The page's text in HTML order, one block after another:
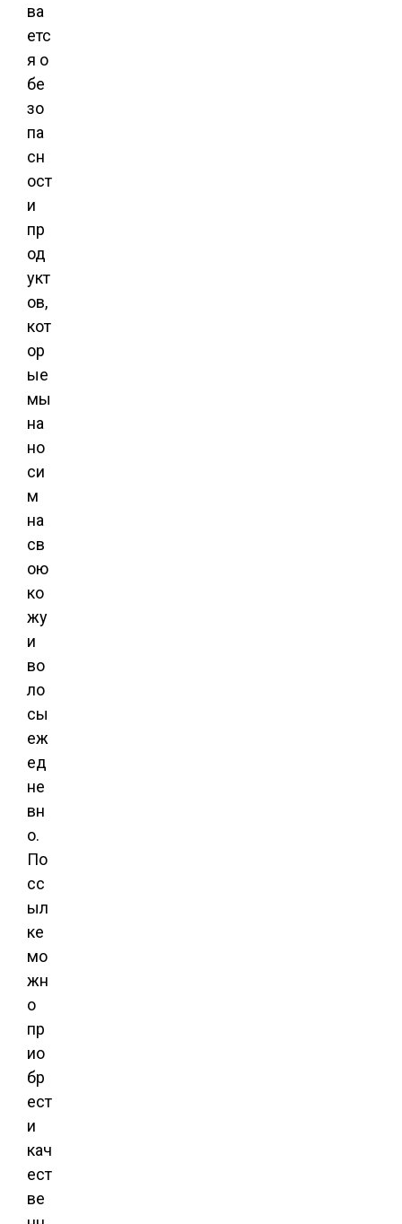
ва
етс
я о
бе
зо
па
сн
ост
и
пр
од
укт
ов,
кот
ор
ые
мы
на
но
си
м
на
св
ою
ко
жу
и
во
ло
сы
еж
ед
не
вн
о.
По
сс
ыл
ке
мо
жн
о
пр
ио
бр
ест
и
кач
ест
ве